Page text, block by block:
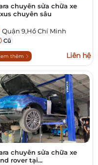
chuyên sửa chữa xe
chuyên sâu
Quận 9,Hồ Chí Minh
Cũ
thêm Liên hệ
chuyên sửa chữa xe
rover tại...